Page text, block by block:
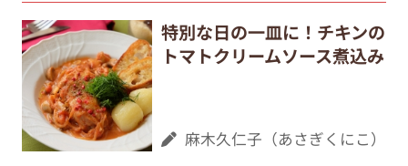
特別な日の一皿に！チキンの
トマトクリームソース煮込み
麻木久仁子（あさぎくにこ）